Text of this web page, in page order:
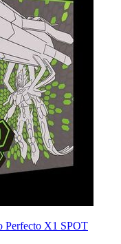
Perfecto X1 SPOT